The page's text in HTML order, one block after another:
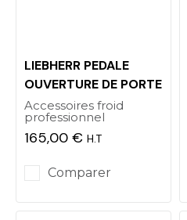
LIEBHERR PEDALE
OUVERTURE DE PORTE
Accessoires froid
professionnel
Prix
165,00 € H.T
Comparer